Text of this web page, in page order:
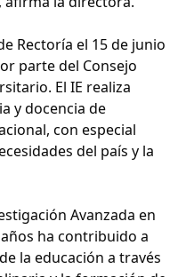
Rectoría el 15 de junio
parte del Consejo
El IE realiza
y docencia de
con especial
del país y la
Avanzada en
ha contribuido a
la educación a través